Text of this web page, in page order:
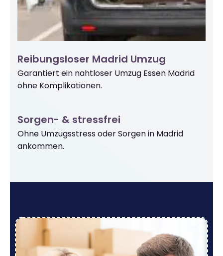
Reibungsloser Madrid Umzug
Garantiert ein nahtloser Umzug Essen Madrid
ohne Komplikationen.
Sorgen- & stressfrei
Ohne Umzugsstress oder Sorgen in Madrid
ankommen.